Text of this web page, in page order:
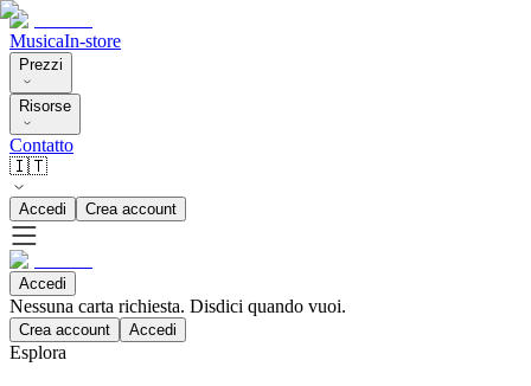
MusicaIn-store
Prezzi
Risorse
Contatto
🇮🇹
Accedi Crea account
Accedi
Nessuna carta richiesta. Disdici quando vuoi.
Crea account Accedi
Esplora